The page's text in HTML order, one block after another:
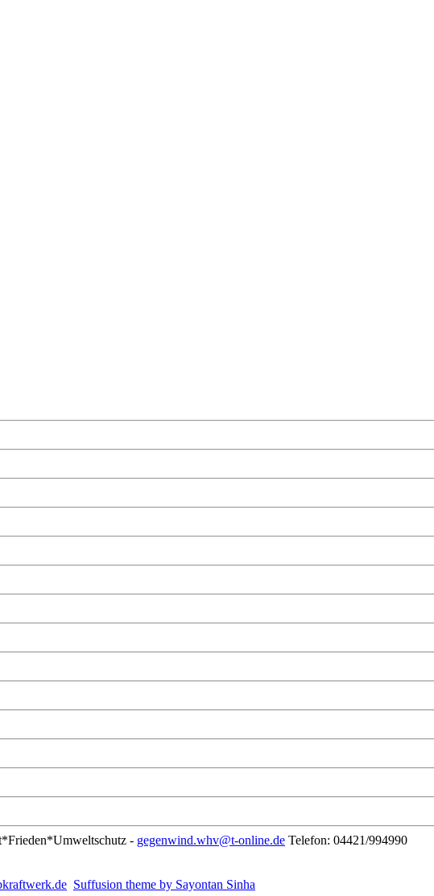
- gegenwind.whv@t-online.de Telefon: 04421/994990
Suffusion theme by Sayontan Sinha